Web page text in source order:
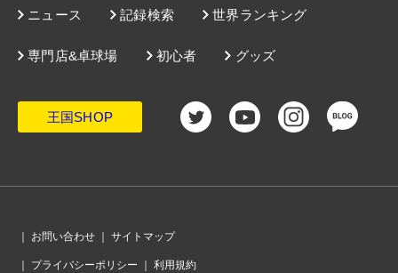
ニュース 記録検索 世界ランキング
グッズ
専門店&卓球場 初心者
王国SHOP
｜ お問い合わせ ｜ サイトマップ
｜ プライバシーポリシー ｜ 利用規約